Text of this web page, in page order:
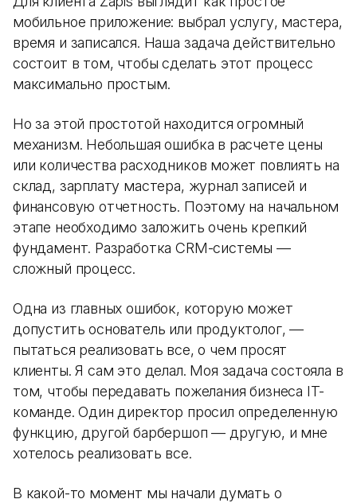
мобильное приложение: выбрал услугу, мастера,
время и записался. Наша задача действительно
состоит в том, чтобы сделать этот процесс
максимально простым.
Но за этой простотой находится огромный
механизм. Небольшая ошибка в расчете цены
или количества расходников может повлиять на
склад, зарплату мастера, журнал записей и
финансовую отчетность. Поэтому на начальном
этапе необходимо заложить очень крепкий
фундамент. Разработка CRM-системы —
сложный процесс.
Одна из главных ошибок, которую может
допустить основатель или продуктолог, —
пытаться реализовать все, о чем просят
клиенты. Я сам это делал. Моя задача состояла в
том, чтобы передавать пожелания бизнеса IT-
команде. Один директор просил определенную
функцию, другой барбершоп — другую, и мне
хотелось реализовать все.
В какой-то момент мы начали думать о